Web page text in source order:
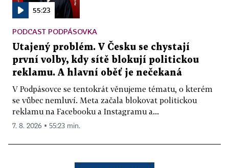
55:23
PODCAST PODPÁSOVKA
Utajený problém. V Česku se chystají
první volby, kdy sítě blokují politickou
reklamu. A hlavní oběť je nečekaná
V Podpásovce se tentokrát věnujeme tématu, o kterém
se vůbec nemluví. Meta začala blokovat politickou
reklamu na Facebooku a Instagramu a...
7. 8. 2026 ▪ 55:23 min.